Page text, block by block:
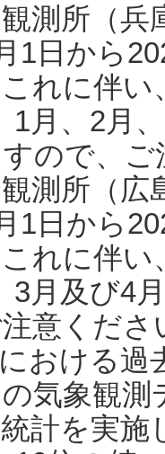
測所（
1日から
れに伴い
1月、2月
ので、
測所（
1日から
れに伴い
3月及び4
意くだ
おける過
の気象観
計を実